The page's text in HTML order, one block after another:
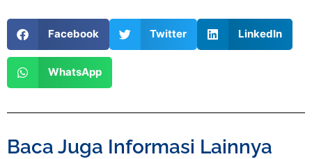
Facebook Twitter LinkedIn
WhatsApp
Baca Juga Informasi Lainnya